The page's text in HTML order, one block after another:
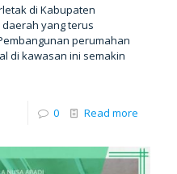
di Kabupaten
daerah yang terus
perumahan
di kawasan ini semakin
0 Read more